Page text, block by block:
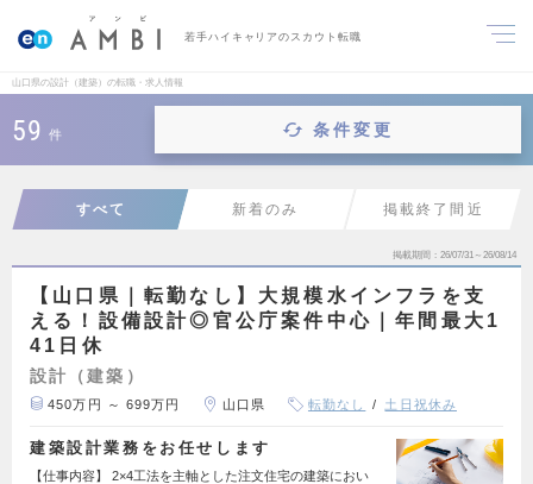
若手ハイキャリアのスカウト転職
山口県の設計（建築）の転職・求人情報
59 件 条件変更
すべて 新着のみ 掲載終了間近
掲載期間 26/07/31～26/08/14
【山口県｜転勤なし】大規模水インフラを支
える！設備設計◎官公庁案件中心｜年間最大1
41日休
設計（建築）
450万円 ～ 699万円 山口県 転勤なし 土日祝休み
建築設計業務をお任せします
【仕事内容】 2×4工法を主軸とした注文住宅の建築におい